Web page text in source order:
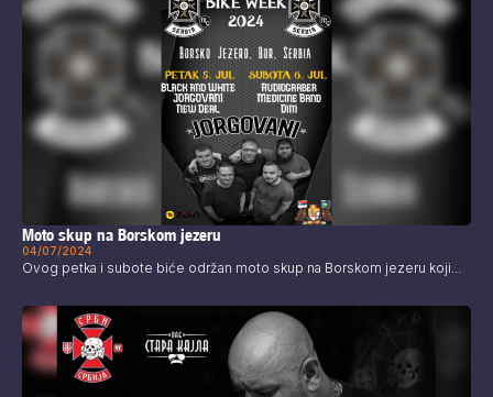
Moto skup na Borskom jezeru
04/07/2024
Ovog petka i subote biće održan moto skup na Borskom jezeru koji...